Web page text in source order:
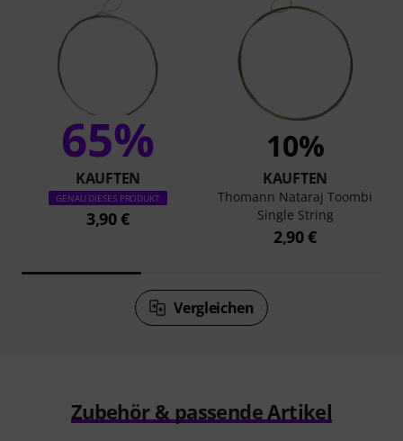
65%
KAUFTEN
GENAU DIESES PRODUKT
3,90 €
10%
KAUFTEN
Thomann Nataraj Toombi
Single String
2,90 €
Vergleichen
Zubehör & passende Artikel